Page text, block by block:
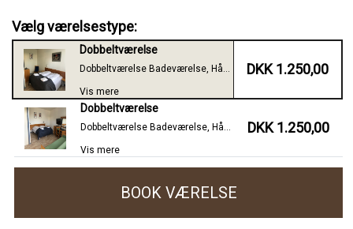
Vælg værelsestype:
Dobbeltværelse
Dobbeltværelse Badeværelse, Håndklæder, Shompoo, Body-wash, Gratis Wifi, Slutrengøring, Pålagt linned, Tv med 20 kanaler, Tjek på værelserne hver dag,
Vis mere
DKK 1.250,00
Dobbeltværelse
Dobbeltværelse Badeværelse, Håndklæder, Shompoo, Body-wash, Gratis Wifi, Slutrengøring, Pålagt linned, Tv med 20 kanaler, Tjek på værelserne hver dag,
Vis mere
DKK 1.250,00
BOOK VÆRELSE